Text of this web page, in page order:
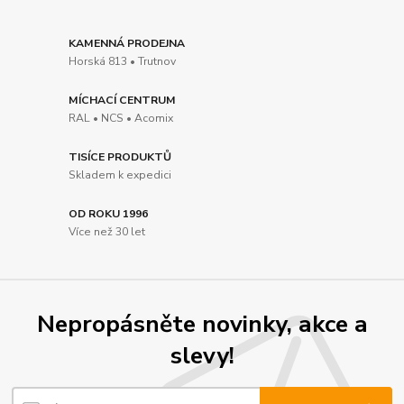
KAMENNÁ PRODEJNA
Horská 813 • Trutnov
MÍCHACÍ CENTRUM
RAL • NCS • Acomix
TISÍCE PRODUKTŮ
Skladem k expedici
OD ROKU 1996
Více než 30 let
Nepropásněte novinky, akce a
slevy!